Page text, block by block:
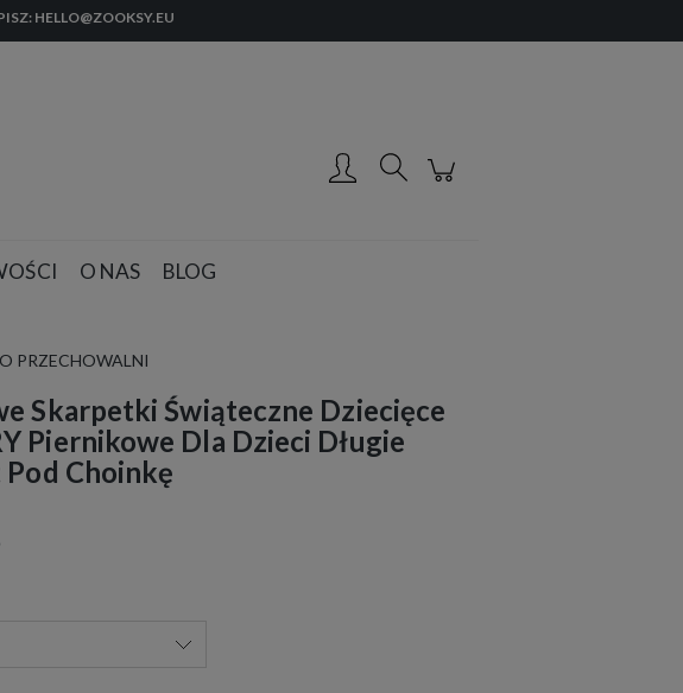
HELLO@ZOOKSY.EU
O NAS BLOG
PRZECHOWALNI
Skarpetki Świąteczne Dziecięce
Piernikowe Dla Dzieci Długie
Choinkę